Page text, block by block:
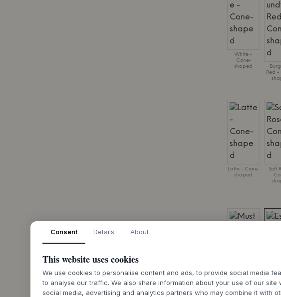
White -
Cone-
shaped
Red -
Latte - Cone-
shaped
Soft
Cone-
shaped
Consent Details About
This website uses cookies
We use cookies to personalise content and ads, to provide social media
to analyse our traffic. We also share information about your use of our site
social media, advertising and analytics partners who may combine it with